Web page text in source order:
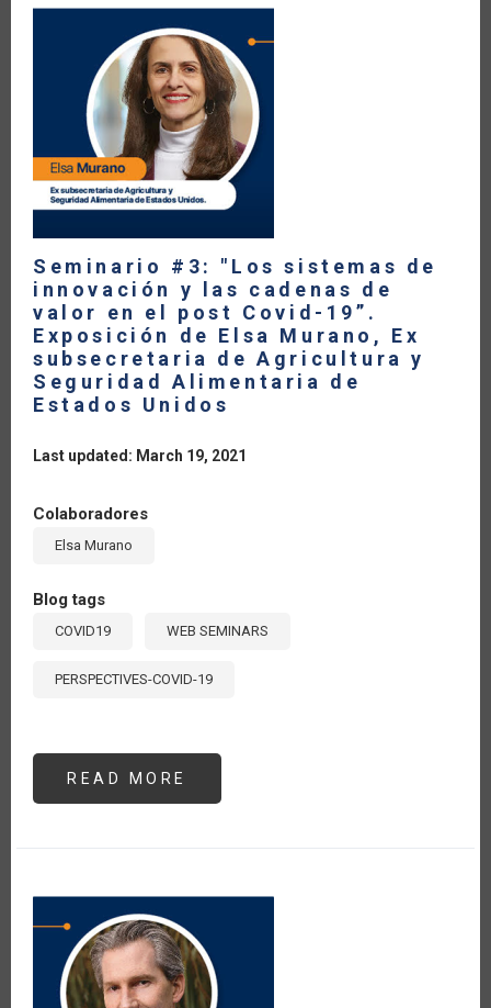
Y
LAS
REGULACIONES
SANITARIAS
EN
EL
POS
COVID-
19”.
EXPOSICIÓN
DE
CASSIO
LUISELLI,
EXASESOR
PRESIDENTE
DE
LA
REPÚBLICA
DE
MÉXICO
EN
MATERIA
DE
DESARROLLO
AGROPECUARIO
Seminario #3: "Los sistemas de
innovación y las cadenas de
valor en el post Covid-19”.
Exposición de Elsa Murano, Ex
subsecretaria de Agricultura y
Seguridad Alimentaria de
Estados Unidos
Last updated: March 19, 2021
Colaboradores
Elsa Murano
Blog tags
COVID19 WEB SEMINARS
PERSPECTIVES-COVID-19
READ MORE
#3:
LAS
DE
VALOR
EN
EL
POST